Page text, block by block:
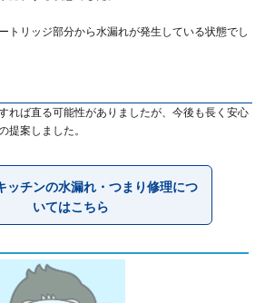
トリッジ部分から水漏れが発生している状態でし
れば直る可能性がありましたが、今後も長く安心
提案しました。
ッチンの水漏れ・つまり修理につ
いてはこちら